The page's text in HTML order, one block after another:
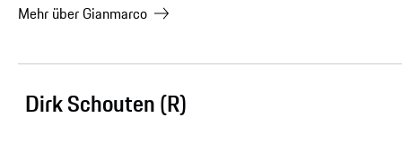
Mehr überGianmarco
Dirk Schouten (R)